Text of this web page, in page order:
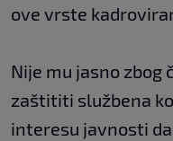
ove vrste
Nije mu jasno zbog
zaštititi službena
interesu javnosti